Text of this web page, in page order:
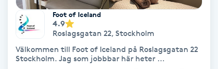
Regndroppsmassage
Reiki
Reikihealing
Foot of Iceland
4.9
Roslagsgatan 22, Stockholm
Välkommen till Foot of Iceland på Roslagsgatan 22
Stockholm. Jag som jobbbar här heter ...